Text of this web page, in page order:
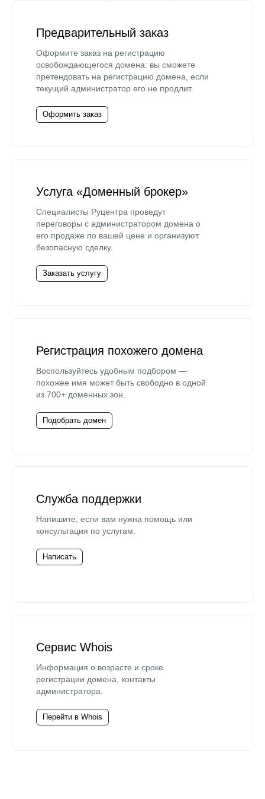
Предварительный заказ
Оформите заказ на регистрацию
освобождающегося домена: вы сможете
претендовать на регистрацию домена, если
текущий администратор его не продлит.
Оформить заказ
Услуга «Доменный брокер»
Специалисты Руцентра проведут
переговоры с администратором домена о
его продаже по вашей цене и организуют
безопасную сделку.
Заказать услугу
Регистрация похожего домена
Воспользуйтесь удобным подбором —
похожее имя может быть свободно в одной
из 700+ доменных зон.
Подобрать домен
Служба поддержки
Напишите, если вам нужна помощь или
консультация по услугам.
Написать
Сервис Whois
Информация о возрасте и сроке
регистрации домена, контакты
администратора.
Перейти в Whois